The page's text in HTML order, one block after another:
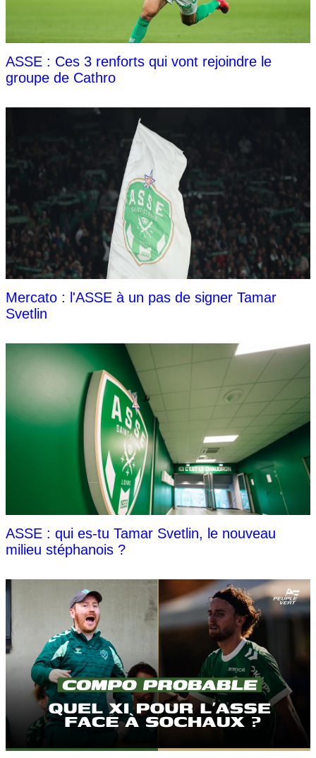
ASSE : Ces 3 renforts qui vont rejoindre le
groupe de Cathro
Mercato : l'ASSE à un pas de signer Tamar
Svetlin
ASSE : qui es-tu Tamar Svetlin, le nouveau
milieu stéphanois ?